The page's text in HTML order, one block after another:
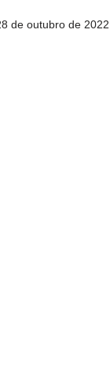
de outubro de 2022